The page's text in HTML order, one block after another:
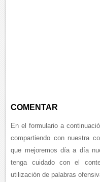
COMENTAR
En el formulario a
compartiendo con nuestra
que mejoremos día a día
tenga cuidado con el
utilización de palabras